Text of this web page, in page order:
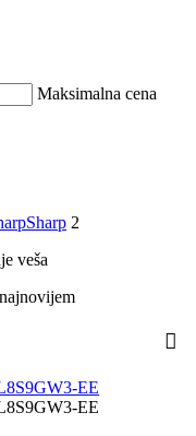
Maksimalna cena
Sharp 2
veša